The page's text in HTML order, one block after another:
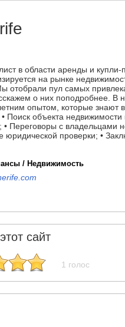
в области аренды и
на рынке
отобрали пул самых
о них поподробнее.
опытом, которые знают
Поиск объекта
• Переговоры с владельцами
юридической проверки; •
/ Недвижимость
сайт
1 голос